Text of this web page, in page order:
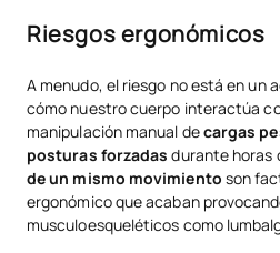
Riesgos ergonómicos
A menudo, el riesgo no está en un
cómo nuestro cuerpo interactúa
manipulación manual decargas
posturas forzadasdurante horas
de un mismo movimiento son
ergonómico que acaban
musculoesqueléticos como